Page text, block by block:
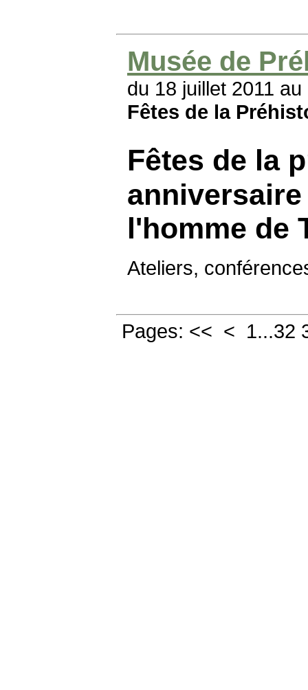
Musée de
du 18 juillet 2011
Fêtes de la
Fêtes de la
l'homme de
Ateliers,
Pages: << < 1...32